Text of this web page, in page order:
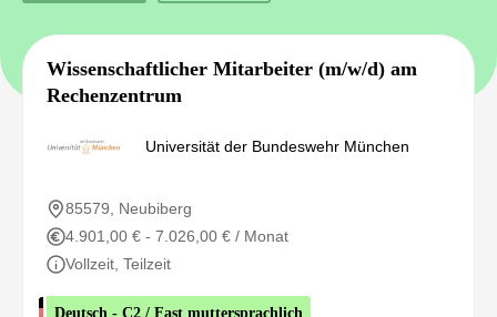
Wissenschaftlicher Mitarbeiter (m/w/d) am
Rechenzentrum
Universität der Bundeswehr München
85579, Neubiberg
4.901,00 € - 7.026,00 € / Monat
Vollzeit, Teilzeit
Deutsch - C2 / Fast muttersprachlich